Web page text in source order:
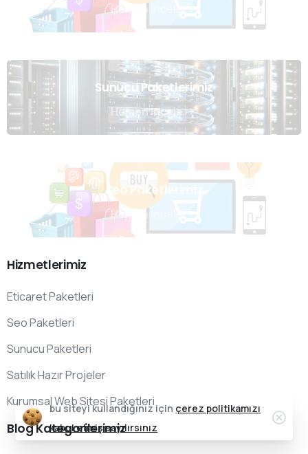
Hemen İncele
Sunucu Paketlerimiz
Hemen İncele
Seo Paketlerimiz
Hemen İncele
Hizmetlerimiz
Eticaret Paketleri
Seo Paketleri
Sunucu Paketleri
Satılık Hazır Projeler
Kurumsal Web Sitesi Paketleri
BlogKategorilerimiz
bu siteyi kullandığınız için çerez politikamızı
kabul etmiş sayılırsınız